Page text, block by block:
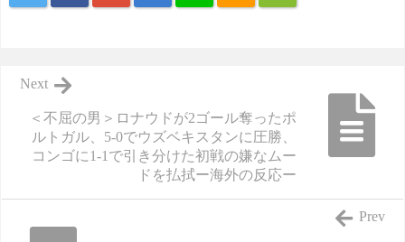
＜不屈の男＞ロナウドが2ゴール奪ったポ
ルトガル、5-0でウズベキスタンに圧勝、
コンゴに1-1で引き分けた初戦の嫌なムー
ドを払拭ー海外の反応ー
Next
Prev